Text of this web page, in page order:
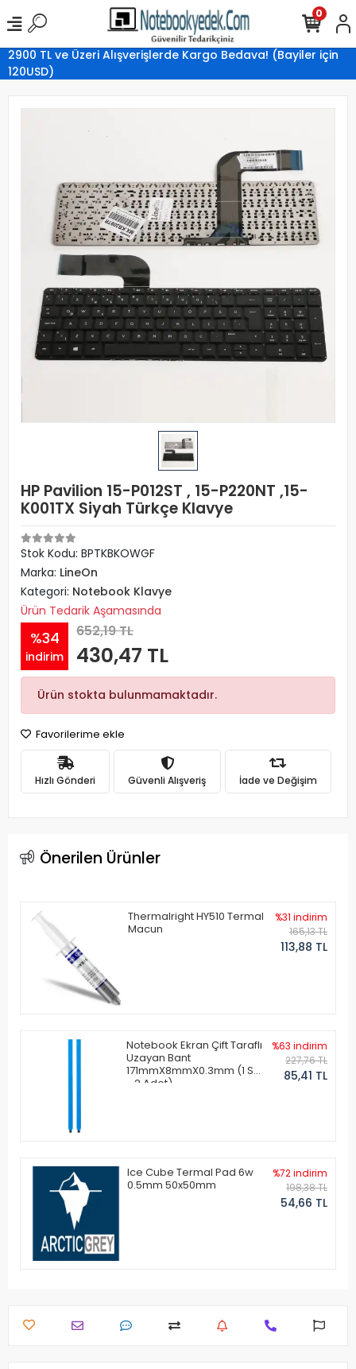
2900 TL ve Üzeri Alışverişlerde Kargo Bedava! (Bayiler için
120USD)
0
HP Pavilion 15-P012ST , 15-P220NT ,15-
K001TX Siyah Türkçe Klavye
Stok Kodu: BPTKBKOWGF
Marka: LineOn
Kategori: Notebook Klavye
Ürün Tedarik Aşamasında
%34
indirim
652,19 TL
430,47 TL
Ürün stokta bulunmamaktadır.
Favorilerime ekle
Hızlı Gönderi Güvenli Alışveriş İade ve Değişim
Önerilen Ürünler
Thermalright HY510 Termal
Macun
%31 indirim
165,13 TL
113,88 TL
Notebook Ekran Çift Taraflı
Uzayan Bant
171mmX8mmX0.3mm (1 Set
- 2 Adet)
%63 indirim
227,76 TL
85,41 TL
Ice Cube Termal Pad 6w
0.5mm 50x50mm
%72 indirim
198,38 TL
54,66 TL